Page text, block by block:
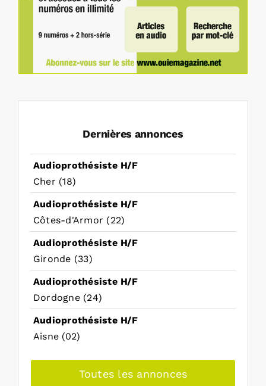
Dernières annonces
Audioprothésiste H/F
Cher (18)
Audioprothésiste H/F
Côtes-d'Armor (22)
Audioprothésiste H/F
Gironde (33)
Audioprothésiste H/F
Dordogne (24)
Audioprothésiste H/F
Aisne (02)
Toutes les annonces